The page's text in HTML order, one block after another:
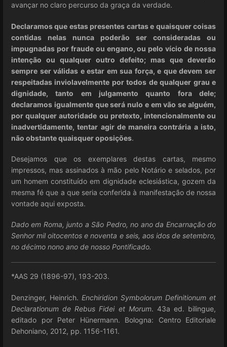
avançar no claro percurso da graça da verdade.
Declaramos que estas presentes cartas e quaisquer coisas
contidas nelas nunca poderão ser consideradas ou
impugnadas por fraude ou engano, ou pelo vício de nossa
intenção ou qualquer outro defeito; mas que deverão
sempre ser válidas e estar em sua força, e que devem ser
respeitadas inviolavelmente por todos de qualquer grau e
dignidade, tanto em julgamento quanto fora dele;
declaramos igualmente que será nulo e em vão se alguém,
por qualquer autoridade ou pretexto, intencionalmente ou
inadvertidamente, tentar agir de maneira contrária a isto,
não obstante quaisquer oposições.
Desejamos que os exemplares destas cartas, mesmo
impressos, mas assinados à mão pelo Notário e selados, por
um homem constituído em dignidade eclesiástica, gozem da
mesma fé que a que seria conferida à manifestação de nossa
vontade aqui exposta.
Dado em Roma, junto a São Pedro, no ano da Encarnação do
Senhor mil oitocentos e noventa e seis, aos idos de setembro,
no décimo nono ano de nosso Pontificado.
*AAS 29 (1896-97), 193-203.
Denzinger, Heinrich. Enchiridion Symbolorum Definitionum et
Declarationum de Rebus Fidei et Morum. 43a ed. bilingue,
editado por Peter Hünermann. Bologna: Centro Editoriale
Dehoniano, 2012, pp. 1156-1161.